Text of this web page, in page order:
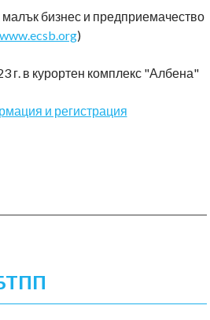
бизнес и предприемачество
www.ecsb.org)
г. в курортен комплекс "Албена"
и регистрация